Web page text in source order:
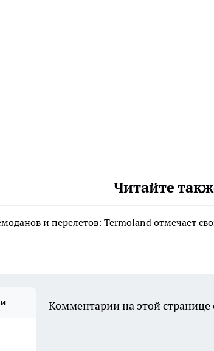
Читайте
и перелетов: Termoland отмечает
Комментарии на этой